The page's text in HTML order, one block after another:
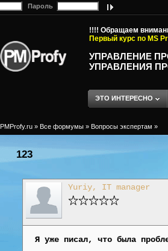
Пароль
!!!! Обращаем
Первый курс по MS
УПРАВЛЕНИЕ
УПРАВЛЕНИЯ
ЭТО ИНТЕРЕСНО
PMProfy.ru » Все формумы » Вопросы экспертам »
123
Yuriy, IT manager
Я уже писал, что была